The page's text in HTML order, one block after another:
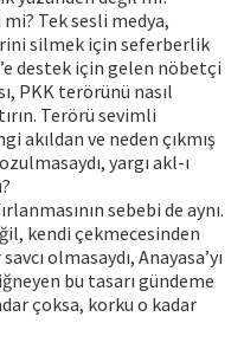
Tek sesli medya,
silmek için seferberlik
destek için gelen nöbetçi
PKK terörünü nasıl
Terörü sevimli
akıldan ve neden çıkmış
yargı akl-ı
sebebi de aynı.
kendi çekmecesinden
olmasaydı, Anayasa’yı
bu tasarı gündeme
çoksa, korku o kadar